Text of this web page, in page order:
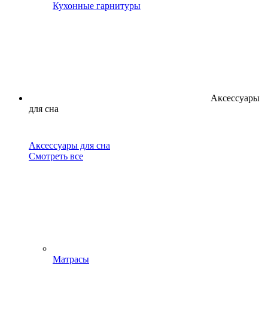
Кухонные гарнитуры
Аксессуары
для сна
Аксессуары для сна
Смотреть все
Матрасы